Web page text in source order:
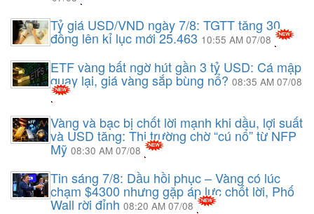
Tỷ giá USD/VND ngày 7/8: TGTT tăng 30
đồng lên kỉ lục mới 25.463 10:55 AM 07/08
ETF vàng bất ngờ hút gần 3 tỷ USD: Cá mập
quay lại, giá vàng sắp bùng nổ? 08:35 AM 07/08
Vàng và bạc bị chốt lời mạnh khi dầu, lợi suất
và USD tăng: Thị trường chờ “cú nổ” từ NFP
Mỹ 08:30 AM 07/08
Tin sáng 7/8: Dầu hồi phục – Vàng có lúc
chạm $4300 nhưng gặp áp lực chốt lời, Phố
Wall rời đỉnh 08:20 AM 07/08